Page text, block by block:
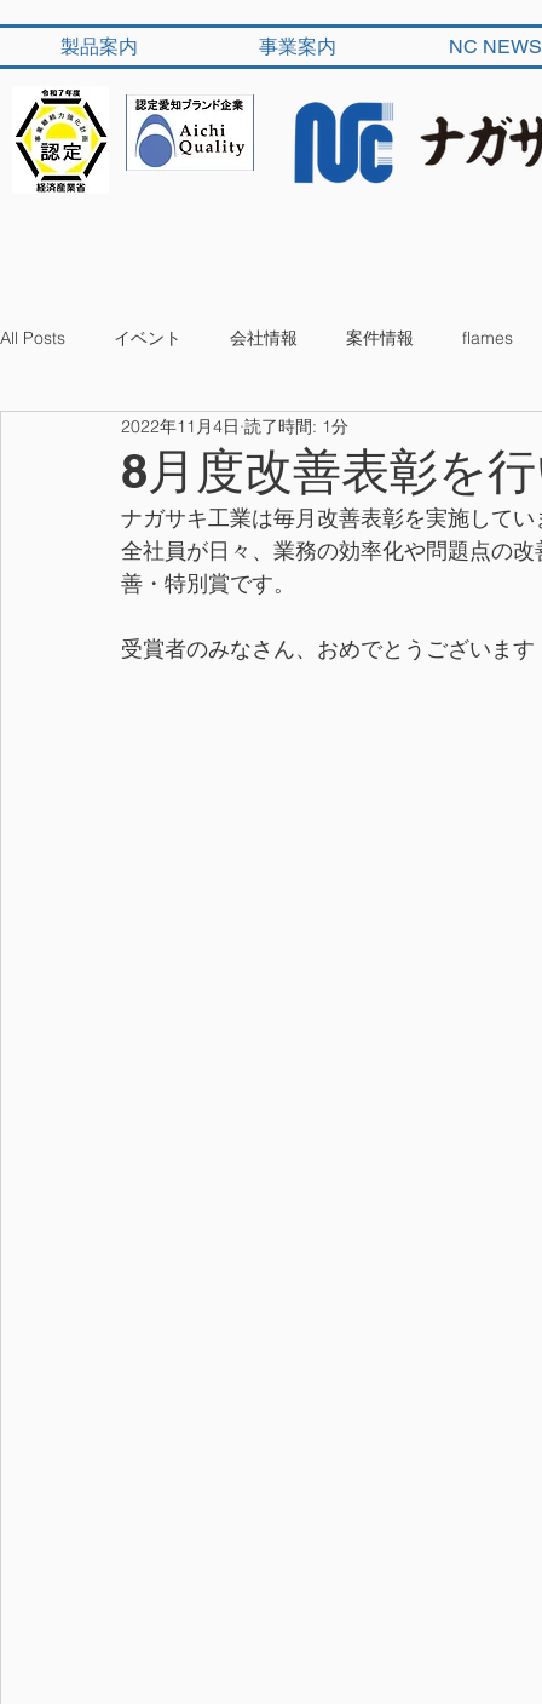
製品案内 事業案内 NC NEWS
All Posts イベント 会社情報 案件情報 flames
8月度改善表彰を
2022年11月4日 読了時間: 1分
ナガサキ工業は毎月改善表彰を実施してい
全社員が日々、業務の効率化や問題点の
善・特別賞です。
受賞者のみなさん、おめでとうございます